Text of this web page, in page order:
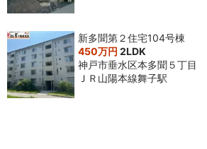
新多聞第２住宅104号棟
450万円 2LDK
神戸市垂水区本多聞５丁目
ＪＲ山陽本線舞子駅